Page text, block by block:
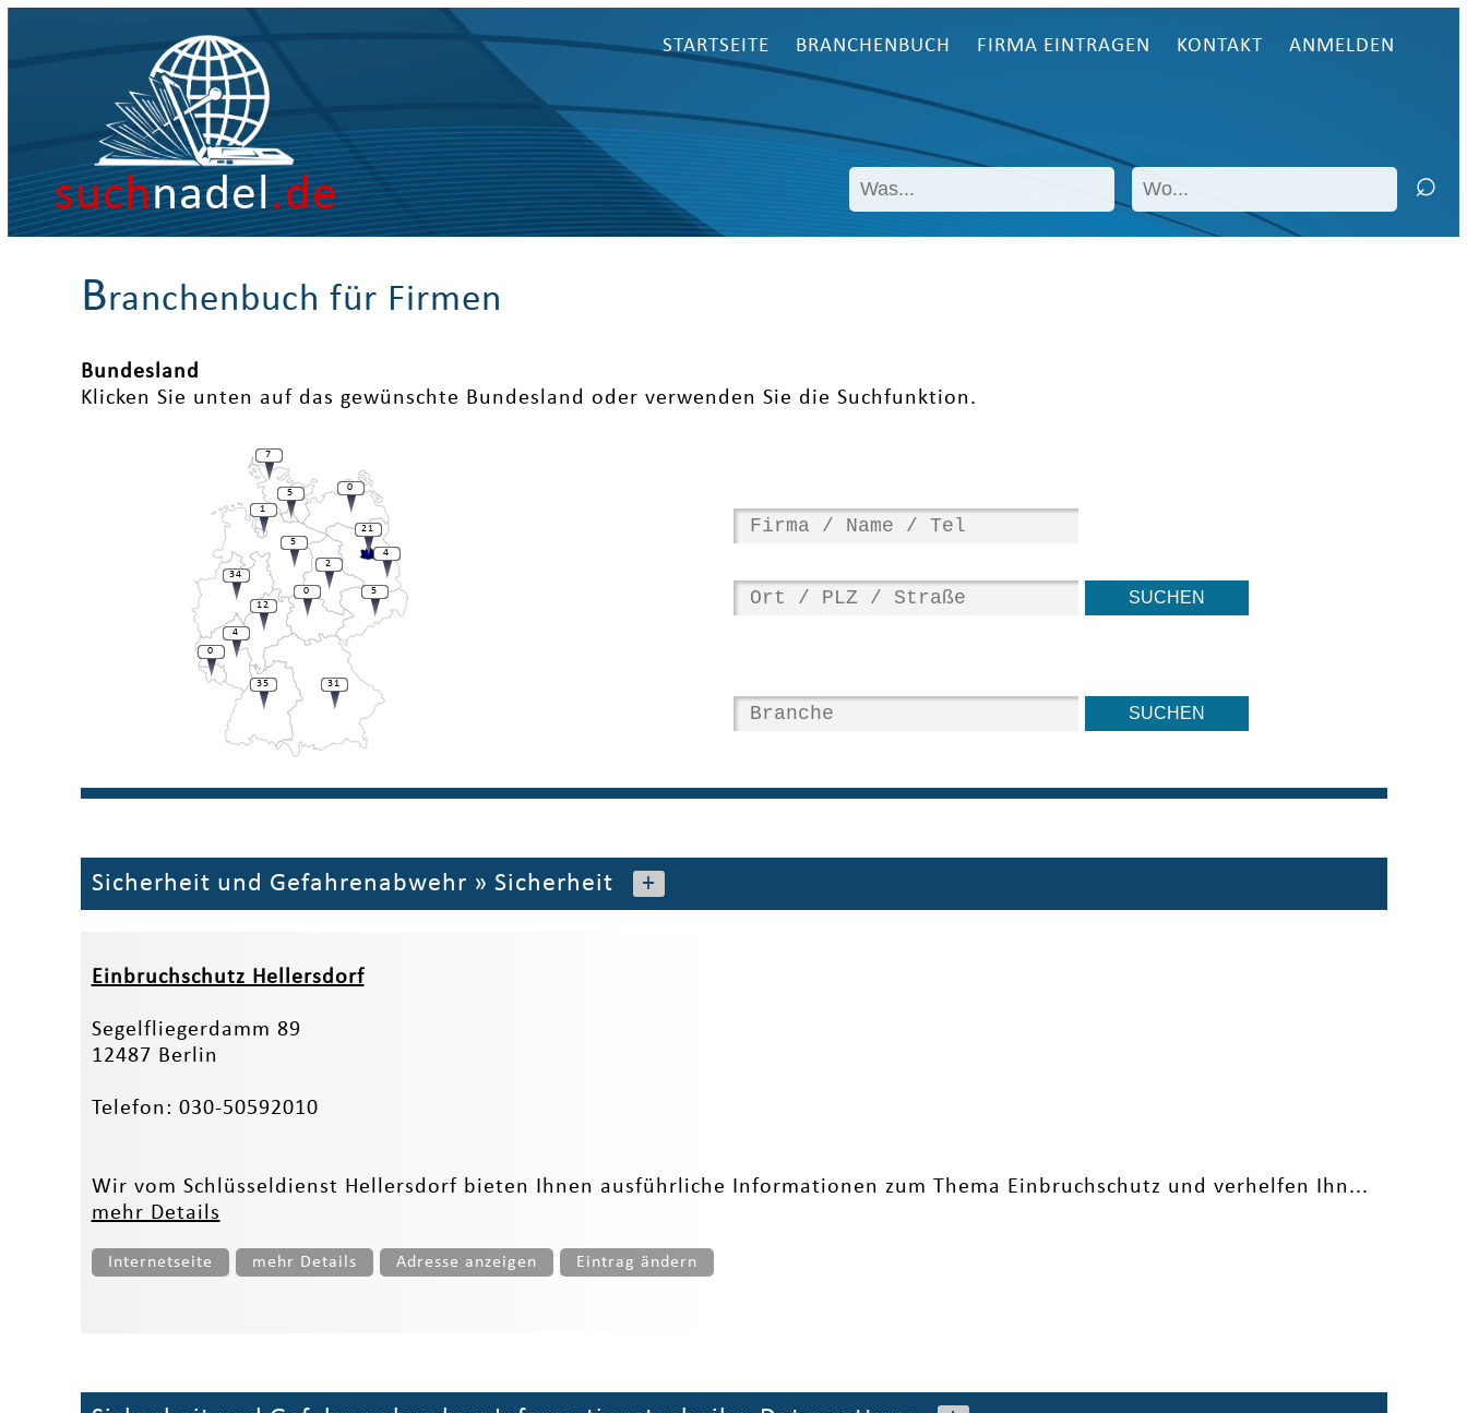
suchnadel.de
STARTSEITE BRANCHENBUCH FIRMA EINTRAGEN KONTAKT ANMELDEN
Branchenbuch für Firmen
Bundesland
Klicken Sie unten auf das gewünschte Bundesland oder verwenden Sie die Suchfunktion.
5
4
34
21
2
0
5
7
1
5
0
12
4
35
0
31
Sicherheit und Gefahrenabwehr » Sicherheit +
Einbruchschutz Hellersdorf
Segelfliegerdamm 89
12487 Berlin
Telefon: 030-50592010
Wir vom Schlüsseldienst Hellersdorf bieten Ihnen ausführliche Informationen zum Thema Einbruchschutz und verhelfen Ihn...
mehr Details
Internetseite mehr Details Adresse anzeigen Eintrag ändern